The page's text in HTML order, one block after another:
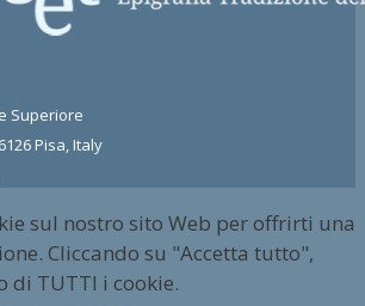
Superiore
Pisa, Italy
sul nostro sito Web per offrirti una
Cliccando su "Accetta tutto",
di TUTTI i cookie.